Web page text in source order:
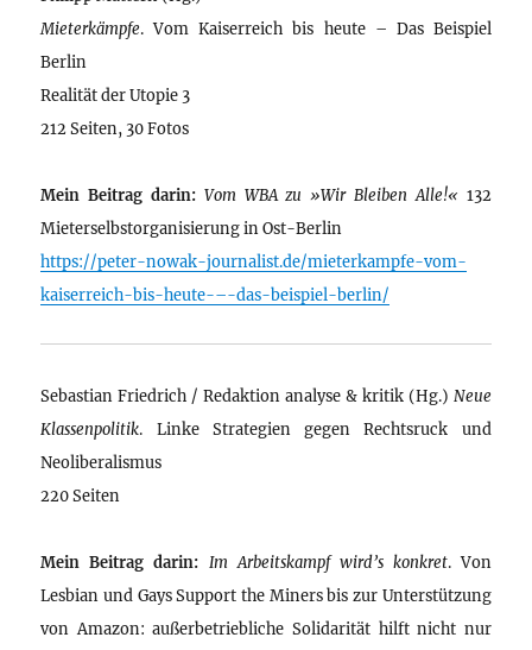
Mieterkämpfe. Vom Kaiserreich bis heute – Das Beispiel
Berlin
Realität der Utopie 3
212 Seiten, 30 Fotos
Mein Beitrag darin: Vom WBA zu »Wir Bleiben Alle!« 132
Mieterselbstorganisierung in Ost-Berlin
https://peter-nowak-journalist.de/mieterkampfe-vom-
kaiserreich-bis-heute-–-das-beispiel-berlin/
Sebastian Friedrich / Redaktion analyse & kritik (Hg.) Neue
Klassenpolitik. Linke Strategien gegen Rechtsruck und
Neoliberalismus
220 Seiten
Mein Beitrag darin: Im Arbeitskampf wird’s konkret. Von
Lesbian und Gays Support the Miners bis zur Unterstützung
von Amazon: außerbetriebliche Solidarität hilft nicht nur